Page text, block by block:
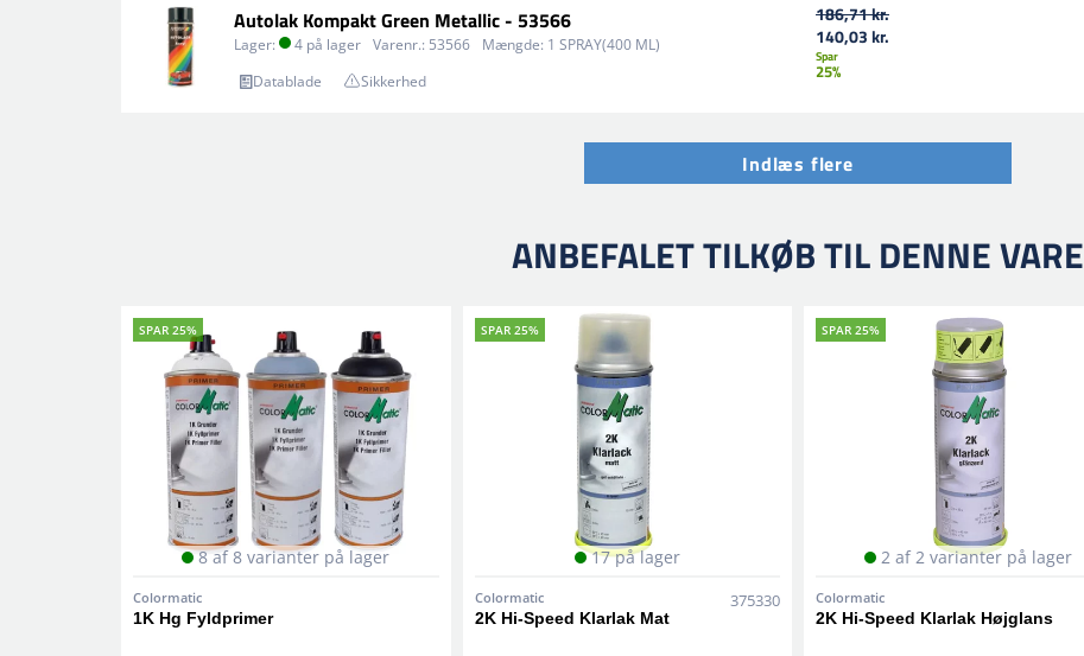
Autolak Kompakt Green Metallic - 53566
Lager: 4 på lager Varenr.: 53566 Mængde: 1 SPRAY(400 ML)
Datablade
Sikkerhed
186,71 kr.
140,03 kr.
Spar
25%
Indlæs flere
ANBEFALET TILKØB TIL DENNE VARE
SPAR 25%
8 af 8 varianter på lager
Colormatic
1K Hg Fyldprimer
SPAR 25%
17 på lager
Colormatic 375330
2K Hi-Speed Klarlak Mat
SPAR 25%
2 af 2 varianter på lager
Colormatic
2K Hi-Speed Klarlak Højglans